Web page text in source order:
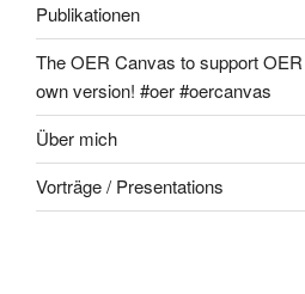
Publikationen
The OER Canvas to support
own version! #oer #oercanvas
Über mich
Vorträge / Presentations